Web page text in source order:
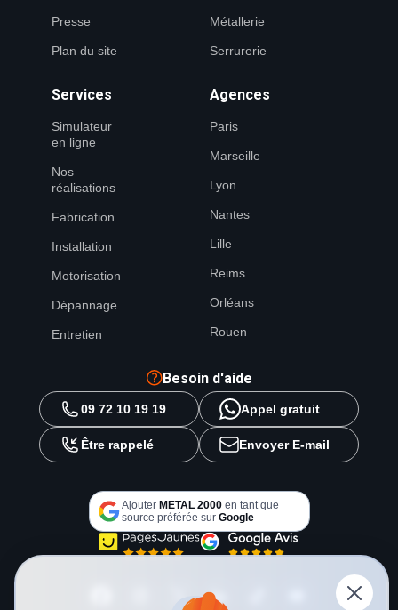
Presse
Plan du site
Métallerie
Serrurerie
Services
Simulateur
en ligne
Nos
réalisations
Fabrication
Installation
Motorisation
Dépannage
Entretien
Agences
Paris
Marseille
Lyon
Nantes
Lille
Reims
Orléans
Rouen
Besoin d'aide
09 72 10 19 19 Appel gratuit
Être rappelé Envoyer E-mail
Ajouter METAL 2000en tant que
source préférée sur Google